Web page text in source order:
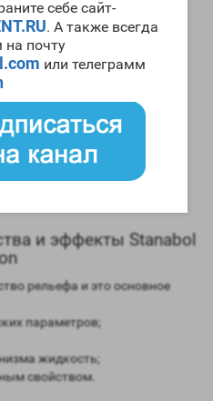
себе сайт-
. А также всегда
на почту
или телеграмм
– 320 процентов от мужского
процентов от мужского
в женские гормоны
– средняя;
инъекционная;
на организм – от 9 до 24
применения препарат с
и эффекты Stanabol
рельефа и это основное
параметров;
жидкость;
свойством.